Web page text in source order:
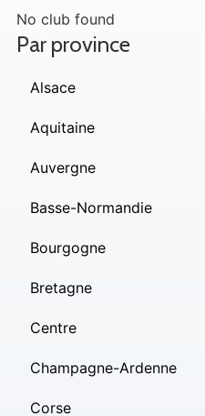
No club found
Par province
Alsace
Aquitaine
Auvergne
Basse-Normandie
Bourgogne
Bretagne
Centre
Champagne-Ardenne
Corse